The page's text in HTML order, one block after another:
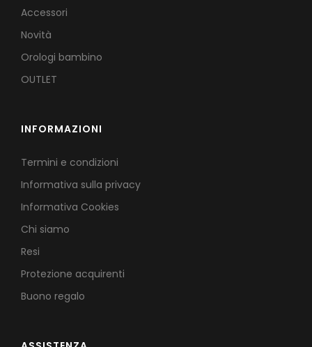
Accessori
Novità
Orologi bambino
OUTLET
INFORMAZIONI
Termini e condizioni
Informativa sulla privacy
Informativa Cookies
Chi siamo
Resi
Protezione acquirenti
Buono regalo